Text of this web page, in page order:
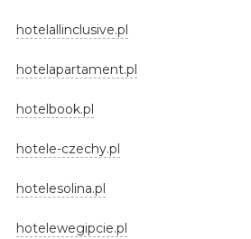
hotelallinclusive.pl
hotelapartament.pl
hotelbook.pl
hotele-czechy.pl
hotelesolina.pl
hotelewegipcie.pl